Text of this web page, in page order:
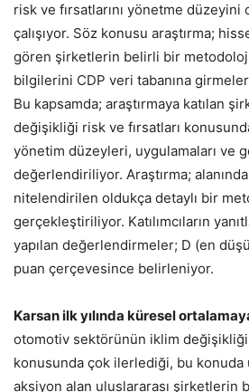
risk ve fırsatlarını yönetme düzeyini
çalışıyor. Söz konusu araştırma;
gören şirketlerin belirli bir
bilgilerini CDP veri tabanına
Bu kapsamda; araştırmaya katılan
değişikliği risk ve fırsatları
yönetim düzeyleri, uygulamaları ve
değerlendiriliyor. Araştırma;
nitelendirilen oldukça detaylı bir
gerçekleştiriliyor. Katılımcıların
yapılan değerlendirmeler; D (en
puan çerçevesince belirleniyor.
Karsan ilk yılında küresel
otomotiv sektörünün iklim
konusunda çok ilerlediği, bu konuda
aksiyon alan uluslararası şirketlerin